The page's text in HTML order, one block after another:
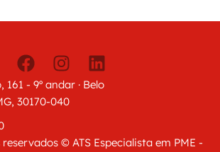
161 - 9º andar · Belo
30170-040
© ATS Especialista em PME -